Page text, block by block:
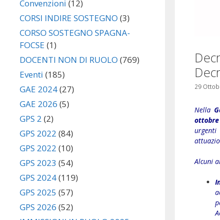
29
Nella
Alcuni
Convenzioni (12)
CORSI INDIRE SOSTEGNO (3)
CORSO SOSTEGNO SPAGNA-
FOCSE (1)
DOCENTI NON DI RUOLO (769)
Eventi (185)
GAE 2024(27)
GAE 2026 (5)
GPS 2 (2)
GPS 2022 (84)
GPS 2022 (10)
GPS 2023 (54)
GPS 2024(119)
GPS 2025 (57)
GPS 2026 (52)